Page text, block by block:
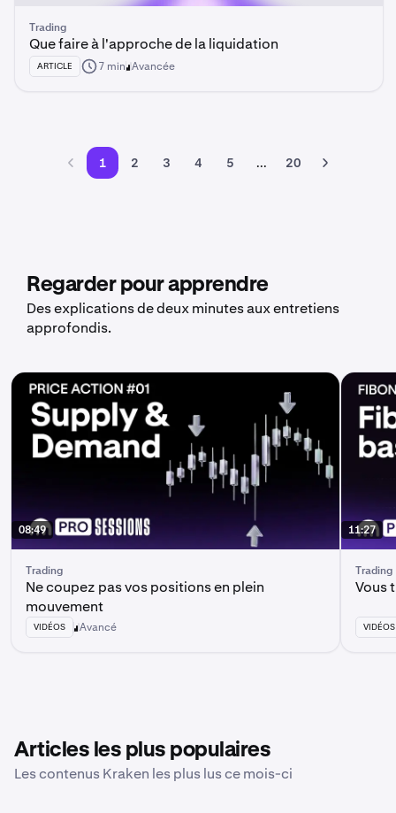
Trading
Que faire à l'approche de la liquidation
ARTICLE 7 min Avancée
1 2 3 4 5 ... 20
Regarder pour apprendre
Des explications de deux minutes aux entretiens
approfondis.
08:49
Trading
Ne coupez pas vos positions en plein
mouvement
VIDÉOS Avancé
11:27
Trading
Vous
VIDÉOS
Articles les plus populaires
Les contenus Kraken les plus lus ce mois-ci